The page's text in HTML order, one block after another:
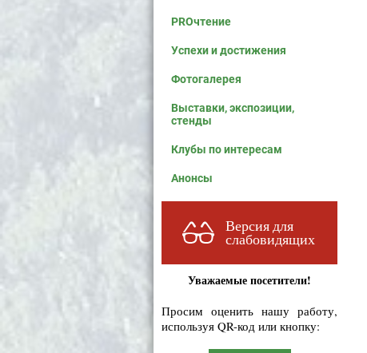
PROчтение
Успехи и достижения
Фотогалерея
Выставки, экспозиции,
стенды
Клубы по интересам
Анонсы
Версия для
слабовидящих
Уважаемые посетители!
Просим оценить нашу работу,
используя QR-код или кнопку: